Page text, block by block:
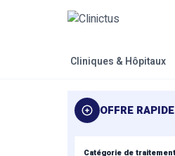
Cliniques & Hôpitaux
OFFRE RAPIDE